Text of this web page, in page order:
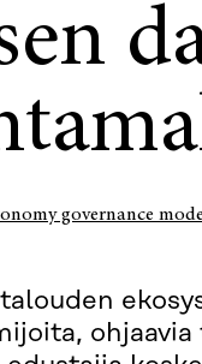
governance
ohjaavia